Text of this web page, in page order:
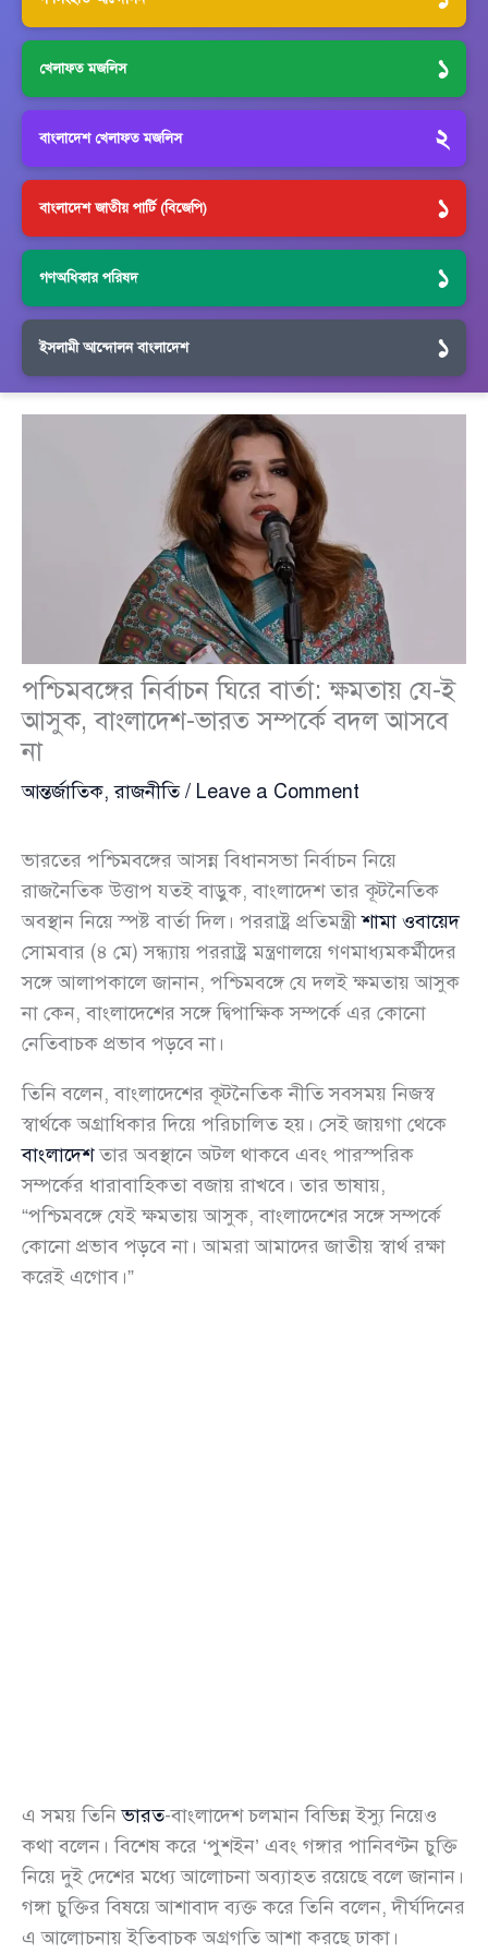
খেলাফত মজলিস ১
বাংলাদেশ খেলাফত মজলিস ২
বাংলাদেশ জাতীয় পার্টি (বিজেপি) ১
গণঅধিকার পরিষদ ১
ইসলামী আন্দোলন বাংলাদেশ ১
পশ্চিমবঙ্গের নির্বাচন ঘিরে বার্তা: ক্ষমতায় যে-ই
আসুক, বাংলাদেশ-ভারত সম্পর্কে বদল আসবে
না
আন্তর্জাতিক,রাজনীতি/ Leave a Comment
ভারতের পশ্চিমবঙ্গের আসন্ন বিধানসভা নির্বাচন নিয়ে
রাজনৈতিক উত্তাপ যতই বাড়ুক, বাংলাদেশ তার কূটনৈতিক
অবস্থান নিয়ে স্পষ্ট বার্তা দিল। পররাষ্ট্র প্রতিমন্ত্রীশামা ওবায়েদ
সোমবার (৪ মে) সন্ধ্যায় পররাষ্ট্র মন্ত্রণালয়ে গণমাধ্যমকর্মীদের
সঙ্গে আলাপকালে জানান, পশ্চিমবঙ্গে যে দলই ক্ষমতায় আসুক
না কেন, বাংলাদেশের সঙ্গে দ্বিপাক্ষিক সম্পর্কে এর কোনো
নেতিবাচক প্রভাব পড়বে না।
তিনি বলেন, বাংলাদেশের কূটনৈতিক নীতি সবসময় নিজস্ব
স্বার্থকে অগ্রাধিকার দিয়ে পরিচালিত হয়। সেই জায়গা থেকে
বাংলাদেশতার অবস্থানে অটল থাকবে এবং পারস্পরিক
সম্পর্কের ধারাবাহিকতা বজায় রাখবে। তার ভাষায়,
“পশ্চিমবঙ্গে যেই ক্ষমতায় আসুক, বাংলাদেশের সঙ্গে সম্পর্কে
কোনো প্রভাব পড়বে না। আমরা আমাদের জাতীয় স্বার্থ রক্ষা
করেই এগোব।”
এ সময় তিনিভারত-বাংলাদেশ চলমান বিভিন্ন ইস্যু নিয়েও
কথা বলেন। বিশেষ করে ‘পুশইন’ এবং গঙ্গার পানিবণ্টন চুক্তি
নিয়ে দুই দেশের মধ্যে আলোচনা অব্যাহত রয়েছে বলে জানান।
গঙ্গা চুক্তির বিষয়ে আশাবাদ ব্যক্ত করে তিনি বলেন, দীর্ঘদিনের
এ আলোচনায় ইতিবাচক অগ্রগতি আশা করছে ঢাকা।